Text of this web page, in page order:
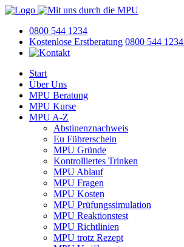
0800 544 1234
Kostenlose Erstberatung 0800 544 1234
Start
Über Uns
MPU Beratung
MPU Kurse
MPU A-Z
Abstinenznachweis
Eu Führerschein
MPU Gründe
Kontrolliertes Trinken
MPU Ablauf
MPU Fragen
MPU Kosten
MPU Prüfungssimulation
MPU Reaktionstest
MPU Richtlinien
MPU trotz Rezept